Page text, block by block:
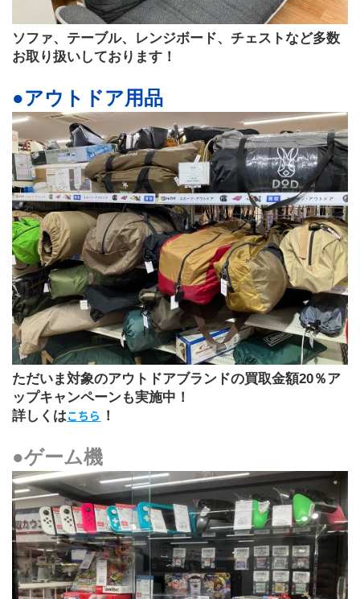
ソファ、テーブル、レンジボード、チェストなど多数
お取り扱いしております！
●アウトドア用品
ただいま対象のアウトドアブランドの買取金額20％ア
ップキャンペーンも実施中！
詳しくはこちら ！
●ゲーム機